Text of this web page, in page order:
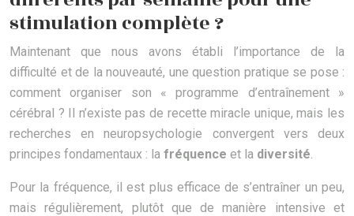
stimulation complète ?
Maintenant que nous avons établi l’importance de la
difficulté et de la nouveauté, une question pratique se pose :
comment organiser son « programme d’entraînement »
cérébral ? Il n’existe pas de recette miracle unique, mais les
recherches en neuropsychologie convergent vers deux
principes fondamentaux : la fréquence et la diversité
Pour la fréquence, il est plus efficace de s’entraîner un peu,
mais régulièrement, plutôt que de manière intensive et